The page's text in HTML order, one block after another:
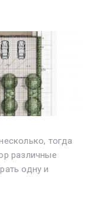
тогда
различные
одну и